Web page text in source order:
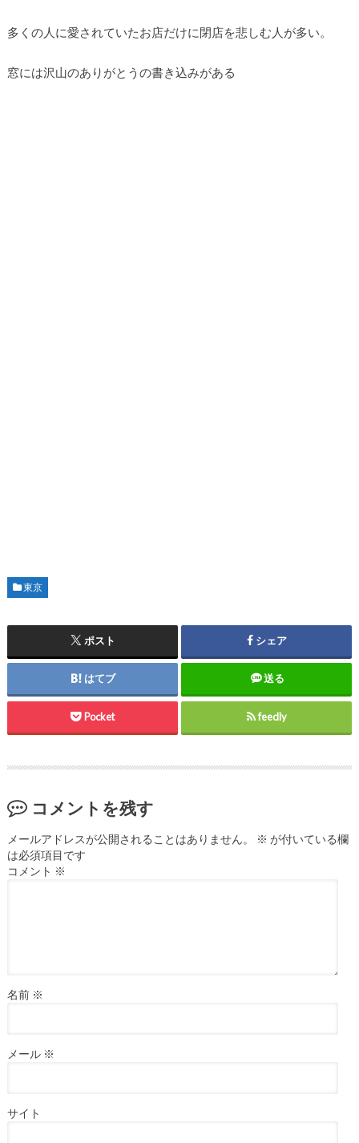
多くの人に愛されていたお店だけに閉店を悲しむ人が多い。
窓には沢山のありがとうの書き込みがある
東京
ポスト シェア
はてブ 送る
Pocket feedly
コメントを残す
メールアドレスが公開されることはありません。 ※ が付いている欄
は必須項目です
コメント ※
名前 ※
メール ※
サイト